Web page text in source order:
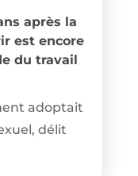
après la
est encore
du travail
adoptait
délit